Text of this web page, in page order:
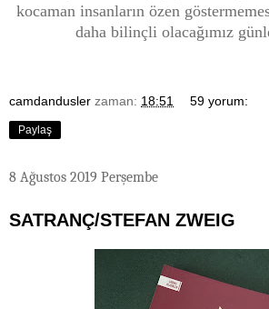
kocaman insanların özen
daha bilinçli olacağımız
camdandusler zaman: 18:51 59 yorum:
Paylaş
8 Ağustos 2019 Perşembe
SATRANÇ/STEFAN ZWEIG